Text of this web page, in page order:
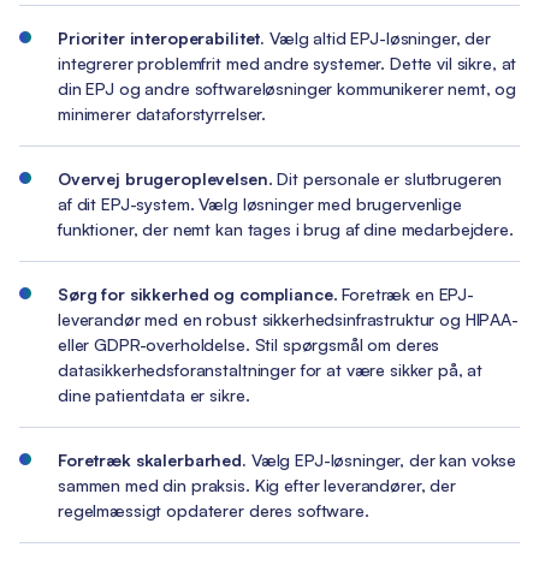
Prioriter interoperabilitet. Vælg altid EPJ-løsninger, der
integrerer problemfrit med andre systemer. Dette vil sikre, at
din EPJ og andre softwareløsninger kommunikerer nemt, og
minimerer dataforstyrrelser.
Overvej brugeroplevelsen. Dit personale er slutbrugeren
af dit EPJ-system. Vælg løsninger med brugervenlige
funktioner, der nemt kan tages i brug af dine medarbejdere.
Sørg for sikkerhed og compliance. Foretræk en EPJ-
leverandør med en robust sikkerhedsinfrastruktur og HIPAA-
eller GDPR-overholdelse. Stil spørgsmål om deres
datasikkerhedsforanstaltninger for at være sikker på, at
dine patientdata er sikre.
Foretræk skalerbarhed. Vælg EPJ-løsninger, der kan vokse
sammen med din praksis. Kig efter leverandører, der
regelmæssigt opdaterer deres software.